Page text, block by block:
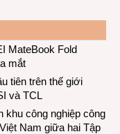
MateBook Fold
mắt
tiên trên thế giới
và TCL
khu công nghiệp công
Nam giữa hai Tập